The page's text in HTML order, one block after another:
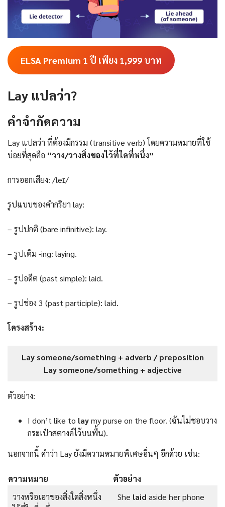
ELSA Premium 1 ปี เพียง 1,999 บาท
Lay แปลว่า?
คําจํากัดความ
Lay แปลว่า ที่ต้องมีกรรม (transitive verb) โดยความหมายที่ใช้
บ่อยที่สุดคือ “วาง/วางสิ่งของไว้ที่ใดที่หนึ่ง”
การออกเสียง: /leɪ/
รูปแบบของคำกริยา lay:
– รูปปกติ (bare infinitive): lay.
– รูปเติม -ing: laying.
– รูปอดีต (past simple): laid.
– รูปช่อง 3 (past participle): laid.
โครงสร้าง:
Lay someone/something + adverb / preposition
Lay someone/something + adjective
ตัวอย่าง:
I don’t like to laymy purse on the floor. (ฉันไม่ชอบวาง
กระเป๋าสตางค์ไว้บนพื้น).
นอกจากนี้ คำว่า Lay ยังมีความหมายพิเศษอื่นๆ อีกด้วย เช่น:
ความหมาย
ตัวอย่าง
วางหรือเอาของสิ่งใดสิ่งหนึ่ง
She laid aside her phone